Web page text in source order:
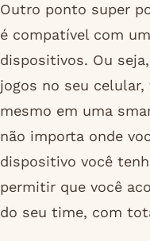
Outro ponto super
é compatível com
dispositivos. Ou
jogos no seu
mesmo em uma
não importa onde
dispositivo você
permitir que você
do seu time, com